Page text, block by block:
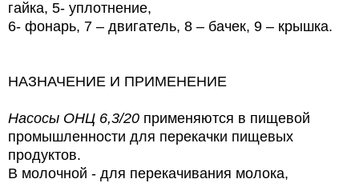
гайка, 5- уплотнение,
6- фонарь, 7 – двигатель, 8 – бачек, 9 – крышка.
НАЗНАЧЕНИЕ И ПРИМЕНЕНИЕ
Насосы ОНЦ 6,3/20 применяются в пищевой
промышленности для перекачки пищевых
продуктов.
В молочной - для перекачивания молока,